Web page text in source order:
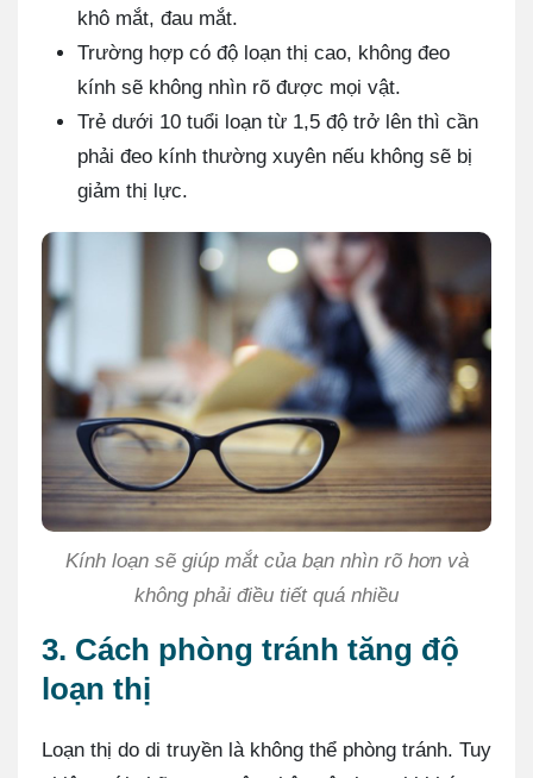
khô mắt, đau mắt.
Trường hợp có độ loạn thị cao, không đeo
kính sẽ không nhìn rõ được mọi vật.
Trẻ dưới 10 tuổi loạn từ 1,5 độ trở lên thì cần
phải đeo kính thường xuyên nếu không sẽ bị
giảm thị lực.
Kính loạn sẽ giúp mắt của bạn nhìn rõ hơn và
không phải điều tiết quá nhiều
3. Cách phòng tránh tăng độ
loạn thị
Loạn thị do di truyền là không thể phòng tránh. Tuy